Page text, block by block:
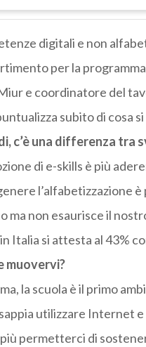
digitali e non
per la
e coordinatore del
subito di cosa
c’è una differenza tra
di e-skills è più
l’alfabetizzazione
ma non esaurisce il
Italia si attesta al 43%
muovervi?
la scuola è il primo
utilizzare Internet
permetterci di